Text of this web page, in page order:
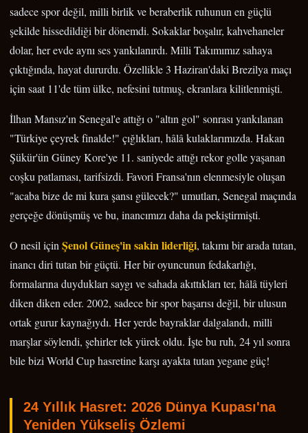
sadece spor değil, milli birlik ve beraberlik ruhunun en güçlü
şekilde hissedildiği bir dönemdi. Sokaklar boşalır, kahvehaneler
dolar, her evde aynı ses yankılanırdı. Milli Takımımız sahaya
çıktığında, hayat dururdu. Özellikle 3 Haziran'daki Brezilya maçı
için saat 11'de tüm ülke, nefesini tutmuş, ekranlara kilitlenmişti.
İlhan Mansız'ın Senegal'e attığı o "altın gol" sonrası yankılanan
"Türkiye çeyrek finalde!" çığlıkları, hâlâ kulaklarımızda. Hakan
Şükür'ün Güney Kore'ye 11. saniyede attığı rekor golle yaşanan
coşku patlaması, tarifsizdi. Favori Fransa'nın elenmesiyle oluşan
"acaba bize de mi kura şansı gülecek?" umutları, Senegal maçında
gerçeğe dönüşmüş ve bu, inancımızı daha da pekiştirmişti.
O nesil için Şenol Güneş'in sakin liderliği, takımı bir arada tutan,
inancı diri tutan bir güçtü. Her bir oyuncunun fedakarlığı,
formalarına duydukları saygı ve sahada akıttıkları ter, hâlâ tüyleri
diken diken eder. 2002, sadece bir spor başarısı değil, bir ulusun
ortak gurur kaynağıydı. Her yerde bayraklar dalgalandı, milli
marşlar söylendi, şehirler tek yürek oldu. İşte bu ruh, 24 yıl sonra
bile bizi World Cup hasretine karşı ayakta tutan yegane güç!
24 Yıllık Hasret: 2026 Dünya Kupası'na
Yeniden Yükseliş Özlemi